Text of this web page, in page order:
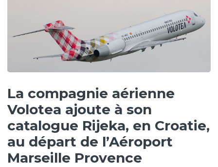
La compagnie aérienne
Volotea ajoute à son
catalogue Rijeka, en Croatie,
au départ de l’Aéroport
Marseille Provence